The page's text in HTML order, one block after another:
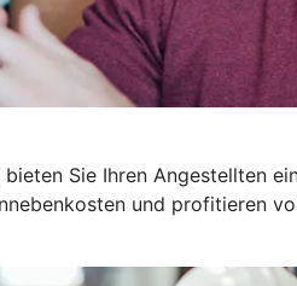
Sie Ihren Angestellten
und profitieren